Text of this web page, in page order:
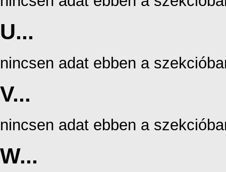
U...
nincsen adat ebben a
V...
nincsen adat ebben a
W...